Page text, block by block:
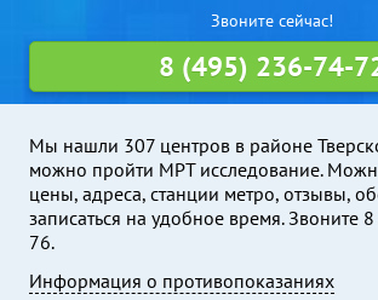
Мы нашли 307 центров в районе
можно пройти МРТ исследование.
цены, адреса, станции метро, отзывы,
записаться на удобное время. Звоните
76.
Информация о противопоказаниях
Звоните сейчас!
8 (495) 236-74-